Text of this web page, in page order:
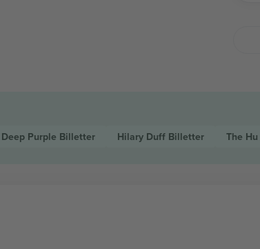
Deep Purple Billetter Hilary Duff Billetter The Hu